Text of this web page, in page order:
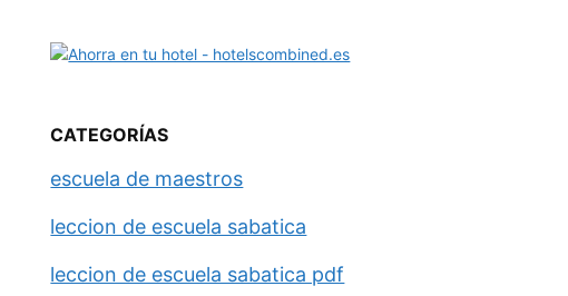
CATEGORÍAS
escuela de maestros
leccion de escuela sabatica
leccion de escuela sabatica pdf